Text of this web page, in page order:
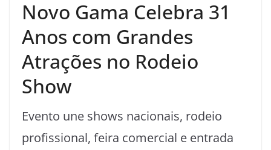
Novo Gama Celebra 31
Anos com Grandes
Atrações no Rodeio
Show
Evento une shows nacionais, rodeio
profissional, feira comercial e entrada